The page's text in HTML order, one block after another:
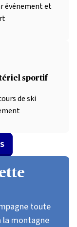
événement et
sportif
de ski
toute
la montagne